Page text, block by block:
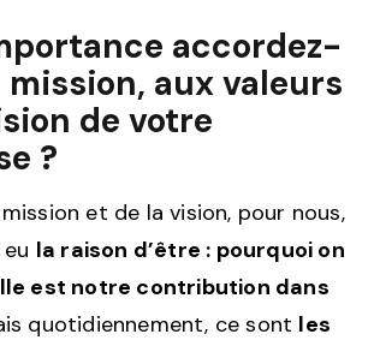
accordez-
mission, aux valeurs
de votre
?
et de la vision, pour nous,
la raison d’être : pourquoi on
est notre contribution dans
quotidiennement, ce sont les